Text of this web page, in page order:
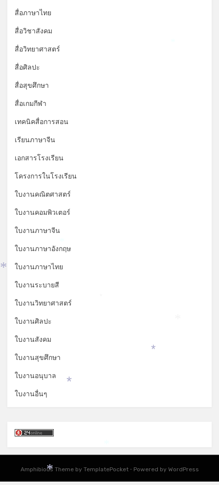
สื่อภาษาไทย
สื่อวิชาสังคม
สื่อวิทยาศาสตร์
สื่อศิลปะ
สื่อสุขศึกษา
สื่อเกมกีฬา
เทคนิคสื่อการสอน
เรียนภาษาจีน
เอกสารโรงเรียน
โครงการในโรงเรียน
ใบงานคณิตศาสตร์
ใบงานคอมพิวเตอร์
ใบงานภาษาจีน
ใบงานภาษาอังกฤษ
ใบงานภาษาไทย
ใบงานระบายสี
ใบงานวิทยาศาสตร์
ใบงานศิลปะ
ใบงานสังคม
ใบงานสุขศึกษา
ใบงานอนุบาล
ใบงานอื่นๆ
Amphibious Theme by TemplatePocket ⋅ Powered by WordPress
*
*
*